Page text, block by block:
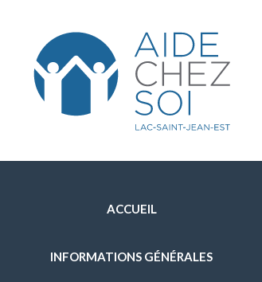
ACCUEIL
INFORMATIONS GÉNÉRALES